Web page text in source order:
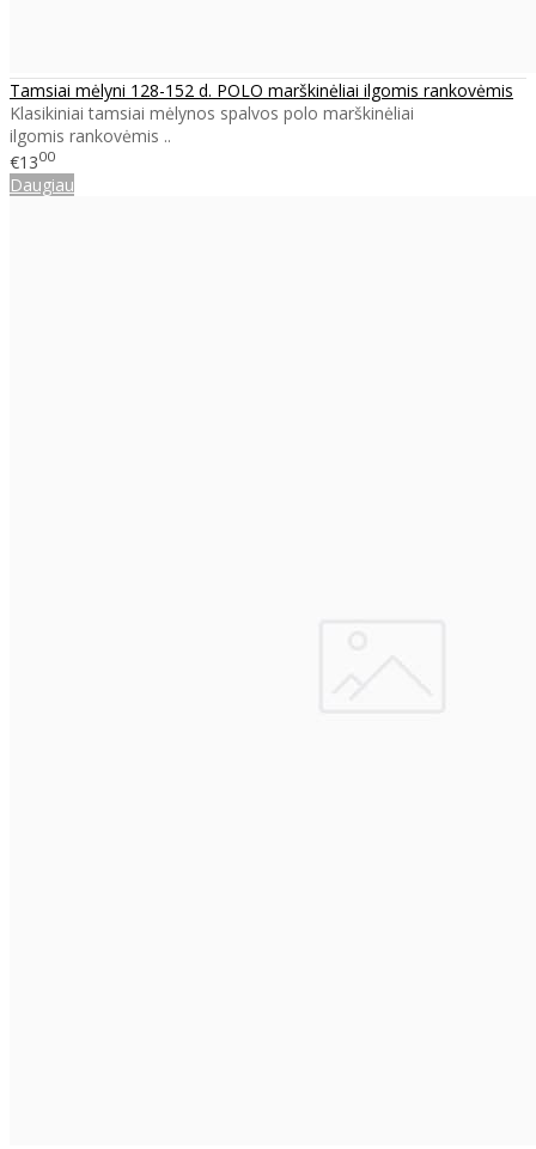
Tamsiai mėlyni 128-152 d. POLO marškinėliai ilgomis rankovėmis
Klasikiniai tamsiai mėlynos spalvos polo marškinėliai
ilgomis rankovėmis ..
€1300
Daugiau